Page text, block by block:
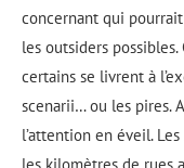
concernant qui
les outsiders
certains se livrent à
scenarii… ou les pires.
l’attention en éveil.